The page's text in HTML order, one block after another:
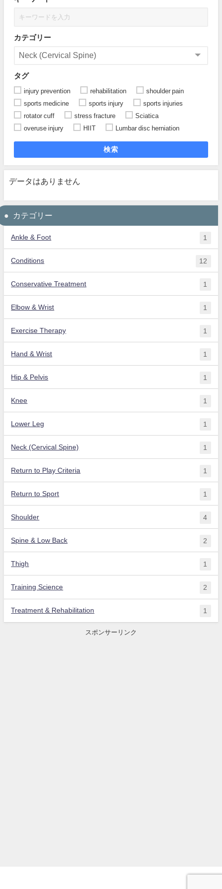
カテゴリー
タグ
injury prevention rehabilitation
shoulder pain
sports medicine
sports injury
sports injuries
rotator cuff
stress fracture
Sciatica
overuse injury
HIIT Lumbar disc herniation
検索
データはありません
カテゴリー
Ankle & Foot 1
Conditions 12
Conservative Treatment 1
Elbow & Wrist 1
Exercise Therapy 1
Hand & Wrist 1
Hip & Pelvis 1
Knee 1
Lower Leg 1
Neck (Cervical Spine) 1
Return to Play Criteria 1
Return to Sport 1
Shoulder 4
Spine & Low Back 2
Thigh 1
Training Science 2
Treatment & Rehabilitation 1
スポンサーリンク